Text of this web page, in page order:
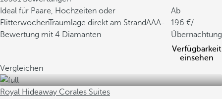
Ideal für Paare, Hochzeiten oder
FlitterwochenTraumlage direkt am StrandAAA-
Bewertung mit 4 Diamanten
Ab
196
/
Übernachtung
Verfügbarkeit
einsehen
Vergleichen
Royal Hideaway Corales Suites